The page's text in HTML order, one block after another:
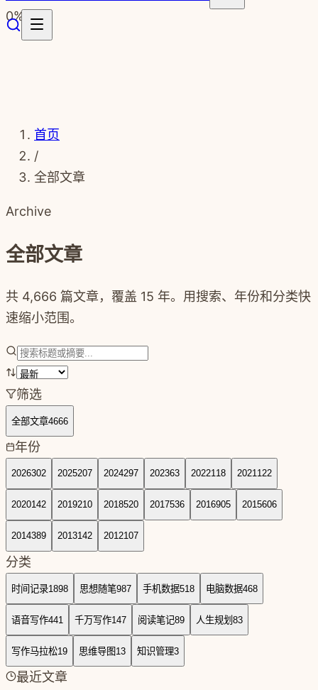
跳转到主要内容
0%
首页
/
全部文章
Archive
全部文章
共 4,666 篇文章，覆盖 15 年。用搜索、年份和分类快
速缩小范围。
筛选
全部文章4666
年份
2026302 2025207 2024297 202363 2022118 2021122
2020142 2019210 2018520 2017536 2016905 2015606
2014389 2013142 2012107
分类
时间记录1898 思想随笔987 手机数据518 电脑数据468
语音写作441 千万写作147 阅读笔记89 人生规划 83
写作马拉松19 思维导图 13 知识管理3
最近文章